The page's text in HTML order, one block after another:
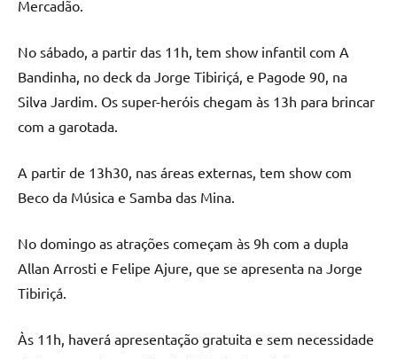
Mercadão.
No sábado, a partir das 11h, tem show infantil com A
Bandinha, no deck da Jorge Tibiriçá, e Pagode 90, na
Silva Jardim. Os super-heróis chegam às 13h para brincar
com a garotada.
A partir de 13h30, nas áreas externas, tem show com
Beco da Música e Samba das Mina.
No domingo as atrações começam às 9h com a dupla
Allan Arrosti e Felipe Ajure, que se apresenta na Jorge
Tibiriçá.
Às 11h, haverá apresentação gratuita e sem necessidade